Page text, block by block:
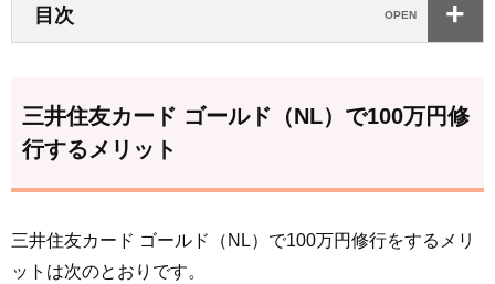
目次
三井住友カード ゴールド（NL）で100万円修
行するメリット
三井住友カード ゴールド（NL）で100万円修行をするメリ
ットは次のとおりです。